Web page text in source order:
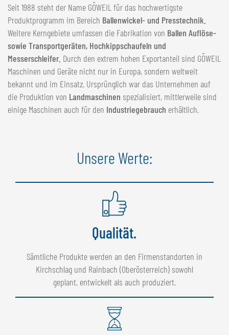
Seit 1988 steht der Name GÖWEIL für das hochwertigste
Produktprogramm im Bereich Ballenwickel- und Presstechnik.
Weitere Kerngebiete umfassen die Fabrikation von Ballen Auflöse-
sowie Transportgeräten, Hochkippschaufeln und
Messerschleifer. Durch den extrem hohen Exportanteil sind GÖWEIL
Maschinen und Geräte nicht nur in Europa, sondern weltweit
bekannt und im Einsatz. Ursprünglich war das Unternehmen auf
die Produktion von Landmaschinen spezialisiert, mittlerweile sind
einige Maschinen auch für den Industriegebrauch erhältlich.
Unsere Werte:
Qualität.
Sämtliche Produkte werden an den Firmenstandorten in
Kirchschlag und Rainbach (Oberösterreich) sowohl
geplant, entwickelt als auch produziert.